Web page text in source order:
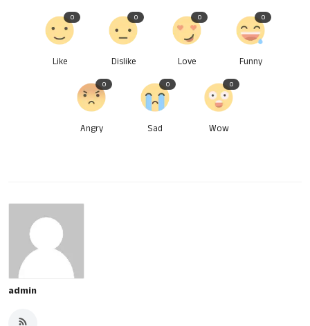
Like
0
Dislike
0
Love
0
Funny
0
Angry
0
Sad
0
Wow
0
admin